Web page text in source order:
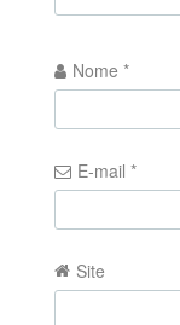
Nome *
E-mail *
Site